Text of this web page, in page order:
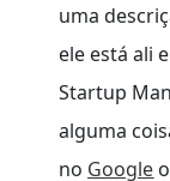
uma
ele está ali
Startup
alguma
no Google